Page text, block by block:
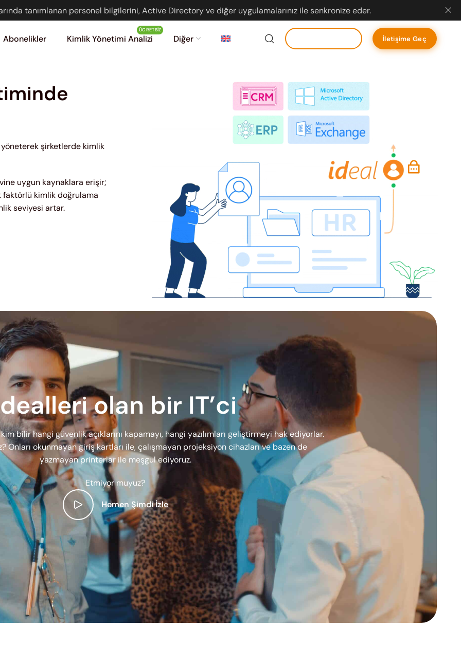
tanımlanan personel bilgilerini, Active Directory ve diğer uygulamalarınız ile senkronize eder.
Abonelikler Kimlik Yönetimi Analizi
ÜCRETSIZ
Diğer İletişime Geç
yöneterek şirketlerde kimlik
uygun kaynaklara erişir;
faktörlü kimlik doğrulama
seviyesi artar.
olan bir IT’ci
bilir hangi güvenlik açıklarını kapamayı, hangi yazılımları geliştirmeyi hak ediyorlar.
Onları okunmayan giriş kartları ile, çalışmayan projeksiyon cihazları ve bazen de
yazmayan printerlar ile meşgul ediyoruz.
Etmiyor muyuz?
Hemen Şimdi İzle